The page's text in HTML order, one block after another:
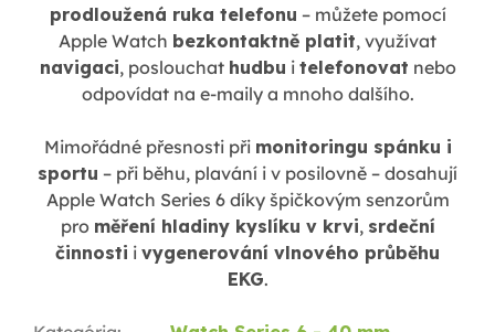
prodloužená ruka telefonu – můžete pomocí
Apple Watch bezkontaktně platit, využívat
navigaci, poslouchat hudbu i telefonovat nebo
odpovídat na e-maily a mnoho dalšího.
Mimořádné přesnosti při monitoringu spánku i
sportu – při běhu, plavání i v posilovně – dosahují
Apple Watch Series 6 díky špičkovým senzorům
pro měření hladiny kyslíku v krvi, srdeční
činnosti i vygenerování vlnového průběhu
EKG.